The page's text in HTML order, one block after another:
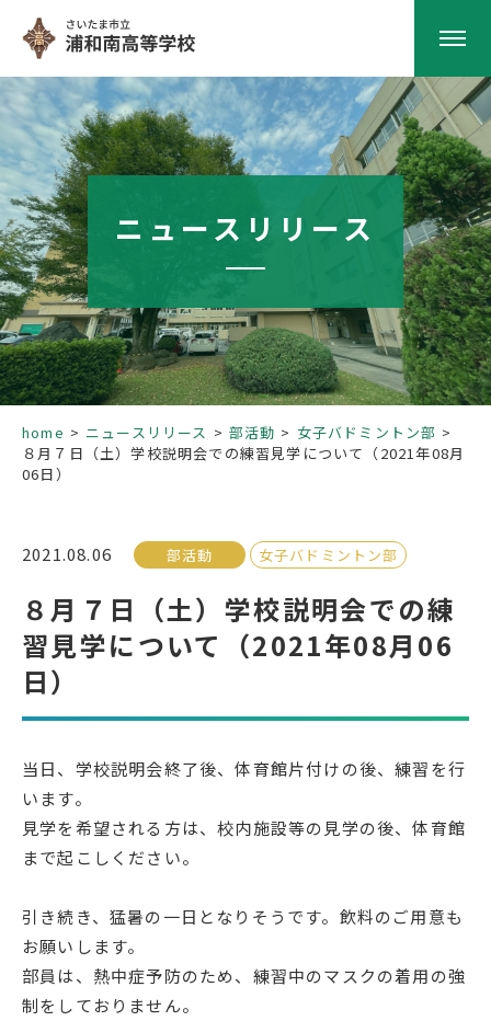
HOME
学校紹介
南高の教育
学校生活
部活動
進路指導
受検生の方へ
年間スケジュール
学校パンフレット
教科ガイド
保健室より
図書室より
保護者の方へ
地域の皆様へ
同窓会
アクセス
お問い合わせ
English
ニュースリリース
home ニュースリリース 部活動
女子バドミントン部
８月７日（土）学校説明会での練習見学について（2021年08月
06日）
2021.08.06 部活動 女子バドミントン部
８月７日（土）学校説明会での練
習見学について（2021年08月06
日）
当日、学校説明会終了後、体育館片付けの後、練習を行
います。
見学を希望される方は、校内施設等の見学の後、体育館
まで起こしください。
引き続き、猛暑の一日となりそうです。飲料のご用意も
お願いします。
部員は、熱中症予防のため、練習中のマスクの着用の強
制をしておりません。